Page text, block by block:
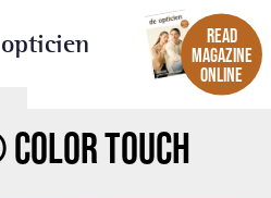
READ
MAGAZINE
ONLINE
TOUCH